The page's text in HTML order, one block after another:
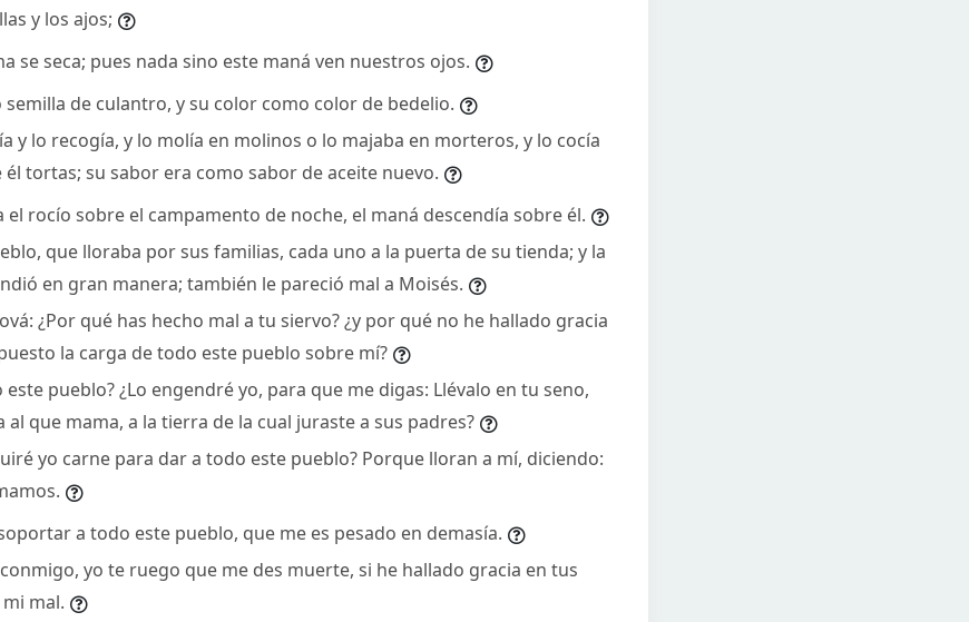
y los ajos;
se seca; pues nada sino este maná ven nuestros ojos.
semilla de culantro, y su color como color de bedelio.
y lo recogía, y lo molía en molinos o lo majaba en morteros, y lo cocía
él tortas; su sabor era como sabor de aceite nuevo.
el rocío sobre el campamento de noche, el maná descendía sobre él.
que lloraba por sus familias, cada uno a la puerta de su tienda; y la
en gran manera; también le pareció mal a Moisés.
¿Por qué has hecho mal a tu siervo? ¿y por qué no he hallado gracia
la carga de todo este pueblo sobre mí?
este pueblo? ¿Lo engendré yo, para que me digas: Llévalo en tu seno,
al que mama, a la tierra de la cual juraste a sus padres?
yo carne para dar a todo este pueblo? Porque lloran a mí, diciendo:
a todo este pueblo, que me es pesado en demasía.
yo te ruego que me des muerte, si he hallado gracia en tus
mal.